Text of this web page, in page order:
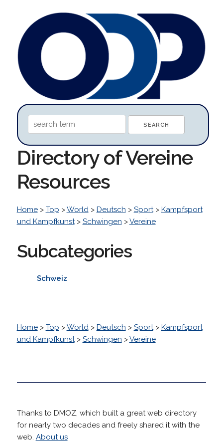
Directory of Vereine
Resources
Home> Top >World> Deutsch > Sport> Kampfsport
und Kampfkunst> Schwingen >Vereine
Subcategories
Schweiz
Home> Top >World> Deutsch > Sport> Kampfsport
und Kampfkunst> Schwingen >Vereine
Thanks to DMOZ, which built a great web directory
for nearly two decades and freely shared it with the
web. About us